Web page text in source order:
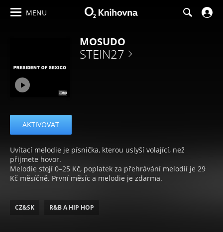
MENU
MOSUDO
STEIN27
AKTIVOVAT
Uvítací melodie je písnička, kterou uslyší volající, než
přijmete hovor.
Melodie stojí 0–25 Kč, poplatek za přehrávání melodií je 29
Kč měsíčně. První měsíc a melodie je zdarma.
CZ&SK R&B A HIP HOP